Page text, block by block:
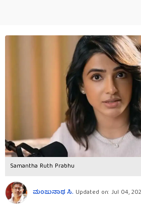
Samantha Ruth Prabhu
ಮಂಜುನಾಥ ಸಿ. Updated on: Jul 04,